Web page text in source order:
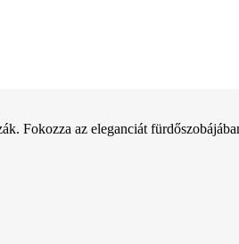
Fokozza az eleganciát